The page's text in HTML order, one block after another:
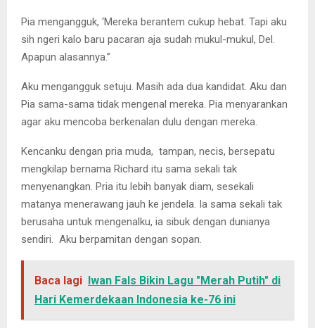
Pia mengangguk, ‘Mereka berantem cukup hebat. Tapi aku
sih ngeri kalo baru pacaran aja sudah mukul-mukul, Del.
Apapun alasannya.”
Aku mengangguk setuju. Masih ada dua kandidat. Aku dan
Pia sama-sama tidak mengenal mereka. Pia menyarankan
agar aku mencoba berkenalan dulu dengan mereka.
Kencanku dengan pria muda, tampan, necis, bersepatu
mengkilap bernama Richard itu sama sekali tak
menyenangkan. Pria itu lebih banyak diam, sesekali
matanya menerawang jauh ke jendela. Ia sama sekali tak
berusaha untuk mengenalku, ia sibuk dengan dunianya
sendiri. Aku berpamitan dengan sopan.
Baca lagi
Iwan Fals Bikin Lagu "Merah Putih" di
Hari Kemerdekaan Indonesia ke-76 ini